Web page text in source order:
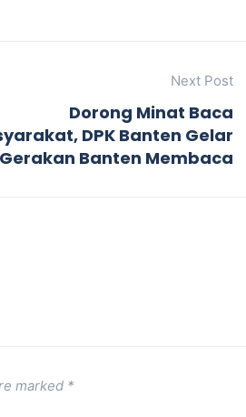
Next Post
Dorong Minat Baca
DPK Banten Gelar
Gerakan Banten Membaca
marked *